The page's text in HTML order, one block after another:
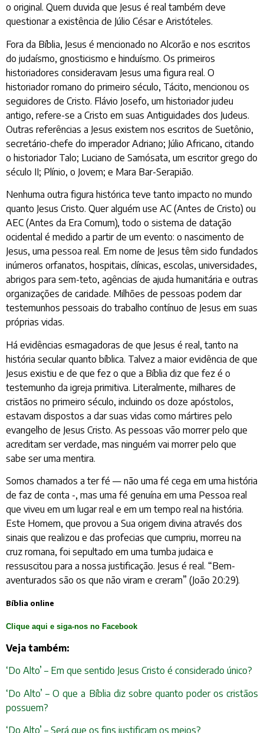
o original. Quem duvida que Jesus é real também deve
questionar a existência de Júlio César e Aristóteles.
Fora da Bíblia, Jesus é mencionado no Alcorão e nos escritos
do judaísmo, gnosticismo e hinduísmo. Os primeiros
historiadores consideravam Jesus uma figura real. O
historiador romano do primeiro século, Tácito, mencionou os
seguidores de Cristo. Flávio Josefo, um historiador judeu
antigo, refere-se a Cristo em suas Antiguidades dos Judeus.
Outras referências a Jesus existem nos escritos de Suetônio,
secretário-chefe do imperador Adriano; Júlio Africano, citando
o historiador Talo; Luciano de Samósata, um escritor grego do
século II; Plínio, o Jovem; e Mara Bar-Serapião.
Nenhuma outra figura histórica teve tanto impacto no mundo
quanto Jesus Cristo. Quer alguém use AC (Antes de Cristo) ou
AEC (Antes da Era Comum), todo o sistema de datação
ocidental é medido a partir de um evento: o nascimento de
Jesus, uma pessoa real. Em nome de Jesus têm sido fundados
inúmeros orfanatos, hospitais, clínicas, escolas, universidades,
abrigos para sem-teto, agências de ajuda humanitária e outras
organizações de caridade. Milhões de pessoas podem dar
testemunhos pessoais do trabalho contínuo de Jesus em suas
próprias vidas.
Há evidências esmagadoras de que Jesus é real, tanto na
história secular quanto bíblica. Talvez a maior evidência de que
Jesus existiu e de que fez o que a Bíblia diz que fez é o
testemunho da igreja primitiva. Literalmente, milhares de
cristãos no primeiro século, incluindo os doze apóstolos,
estavam dispostos a dar suas vidas como mártires pelo
evangelho de Jesus Cristo. As pessoas vão morrer pelo que
acreditam ser verdade, mas ninguém vai morrer pelo que
sabe ser uma mentira.
Somos chamados a ter fé — não uma fé cega em uma história
de faz de conta -, mas uma fé genuína em uma Pessoa real
que viveu em um lugar real e em um tempo real na história.
Este Homem, que provou a Sua origem divina através dos
sinais que realizou e das profecias que cumpriu, morreu na
cruz romana, foi sepultado em uma tumba judaica e
ressuscitou para a nossa justificação. Jesus é real. “Bem-
aventurados são os que não viram e creram” (João 20:29).
Bíblia online
Clique aqui e siga-nos no Facebook
Veja também:
‘Do Alto’ – Em que sentido Jesus Cristo é considerado único?
‘Do Alto’ – O que a Bíblia diz sobre quanto poder os cristãos
possuem?
‘Do Alto’ – Será que os fins justificam os meios?